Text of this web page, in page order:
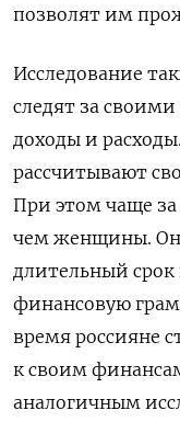
позволят им
Исследование
следят за
доходы и
рассчитывают
При этом чаще
чем женщины.
длительный
финансовую
время россияне
к своим
аналогичным